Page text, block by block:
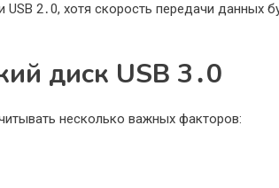
2․0, хотя скорость передачи данных
диск USB 3․0
несколько важных факторов: